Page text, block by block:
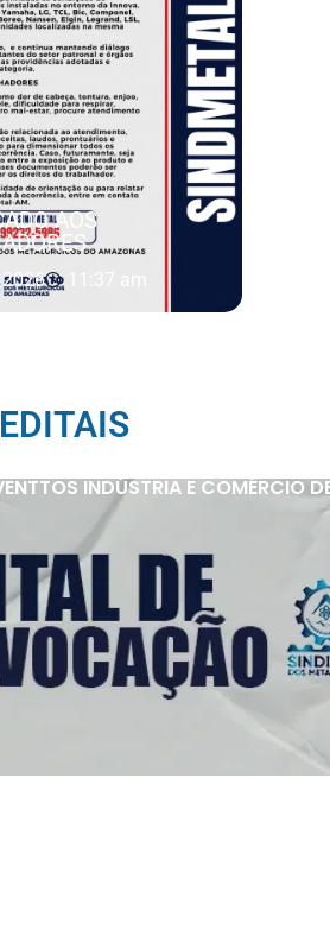
AOS
2026
EDITAIS
INDÚSTRIA E COMÉRCIO